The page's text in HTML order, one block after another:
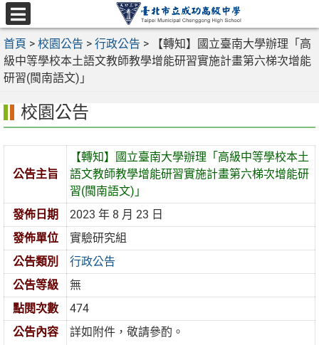
跳
至
主
要
內
選
單
首頁 > 校園公告 > 行政公告 >
【轉知】國立臺南大學辦理「高
級中等學校本土語文教師教學增能研習實施計畫第六梯次增能
研習(閩南語文)」
校園公告
公告主旨
【轉知】國立臺南大學辦理「高級中等學校本土
語文教師教學增能研習實施計畫第六梯次增能研
習(閩南語文)」
發佈日期
2023 年 8 月 23 日
發佈單位
實驗研究組
公告類別
行政公告
公告等級
無
點閱次數
474
公告內容
詳如附件，敬請參酌。